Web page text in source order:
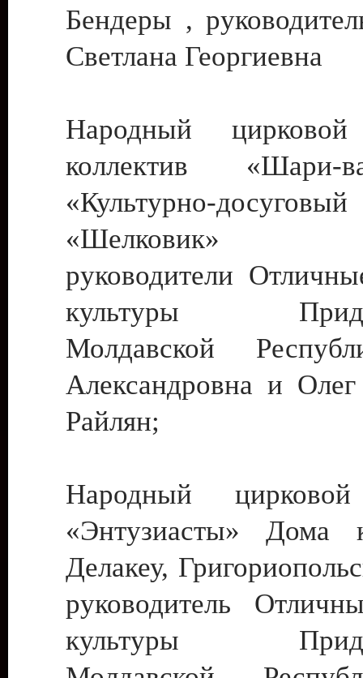
Бендеры ,
Светлана Георгиевна
Народный цирковой
коллектив
«Культурно-
«Шелковик»
руководители
культуры
Молдавской
Александровна и
Райлян;
Народный цирковой
«Энтузиасты» Дома
Делакеу,
руководитель
культуры